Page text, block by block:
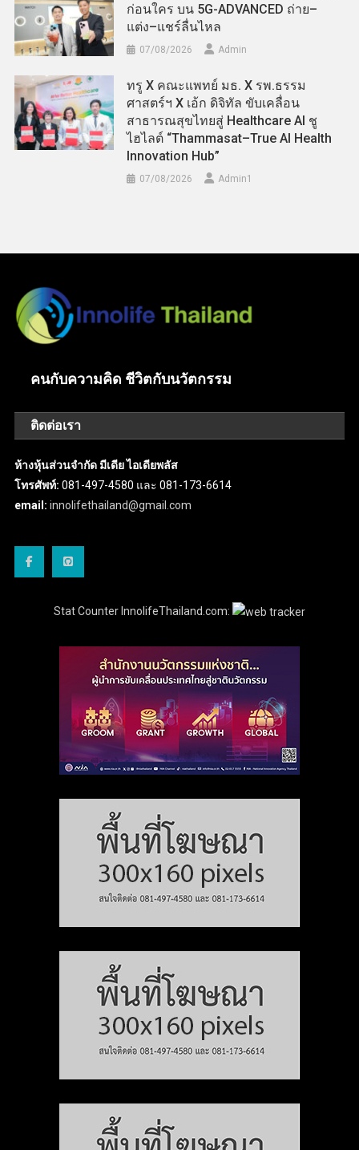
ก่อนใคร บน 5G-ADVANCED ถ่าย–
แต่ง–แชร์ลื่นไหล
07/08/2026 Admin
ทรู X คณะแพทย์ มธ. X รพ.ธรรม
ศาสตร์ฯ X เอ้ก ดิจิทัล ขับเคลื่อน
สาธารณสุขไทยสู่ Healthcare AI ชู
ไฮไลต์ “Thammasat–True AI Health
Innovation Hub”
07/08/2026 Admin​1
คนกับความคิด ชีวิตกับนวัตกรรม
ติดต่อเรา
ห้างหุ้นส่วนจำกัด มีเดีย ไอเดียพลัส
โทรศัพท์: 081-497-4580 และ 081-173-6614
email: innolifethailand@gmail.com
Stat Counter InnolifeThailand.com: